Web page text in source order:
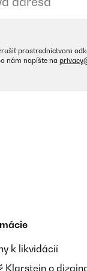
que se
prostredníctvom
nám napíšte na
k likvidácií
Klarstein o